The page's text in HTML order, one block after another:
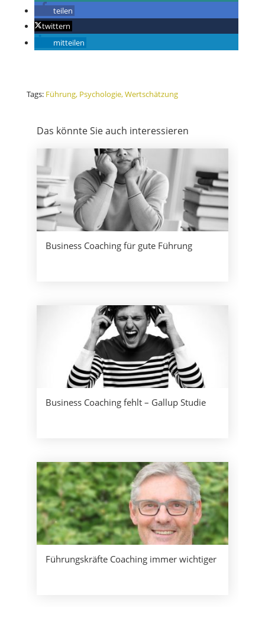
teilen
twittern
mitteilen
Tags: Führung Psychologie Wertschätzung
Das könnte Sie auch interessieren
Business Coaching für gute Führung
Business Coaching fehlt – Gallup Studie
Führungskräfte Coaching immer wichtiger